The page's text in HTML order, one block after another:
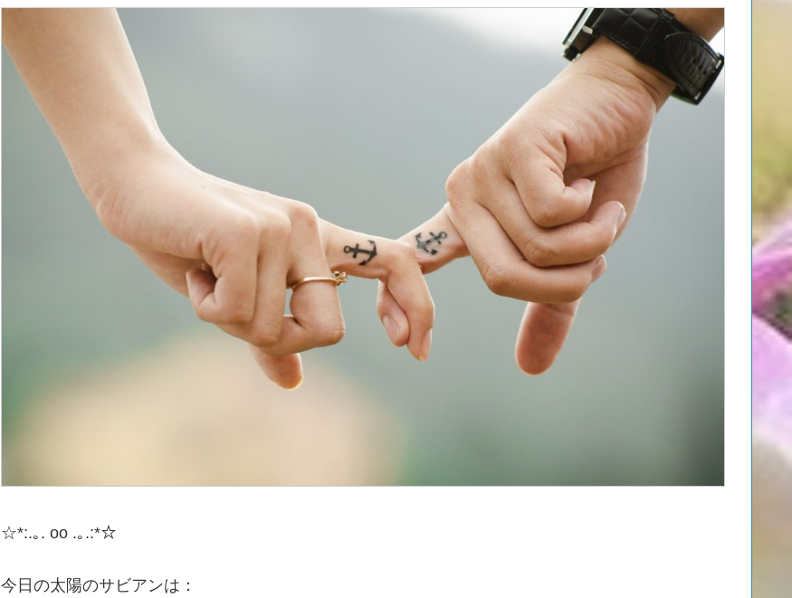
☆*:.｡. oo .｡.:*☆
今日の太陽のサビアンは：